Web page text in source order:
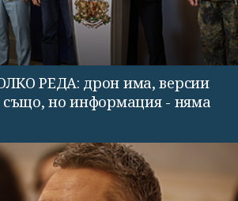
РЕДА: дрон има, версии
но информация - няма